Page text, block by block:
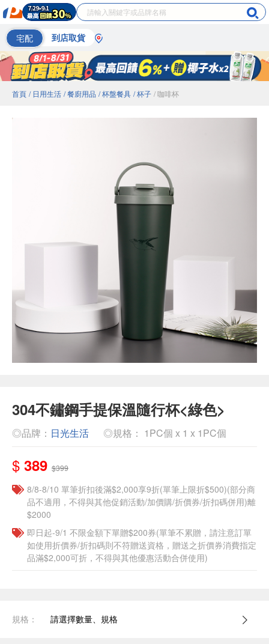
宅配 到店取貨
首頁 / 日用生活 / 餐廚用品 / 杯盤餐具 / 杯子 / 咖啡杯
304不鏽鋼手提保溫隨行杯<綠色>
◎品牌： 日光生活 ◎規格： 1PC個 x 1 x 1PC個
$ 389 $399
8/8-8/10 單筆折扣後滿$2,000享9折(單筆上限折$500)(部分商
品不適用，不得與其他促銷活動/加價購/折價券/折扣碼併用)離
$2000
即日起-9/1 不限金額下單贈$200券(單筆不累贈，請注意訂單
如使用折價券/折扣碼則不符贈送資格，贈送之折價券消費指定
品滿$2,000可折，不得與其他優惠活動合併使用)
規格： 請選擇數量、規格